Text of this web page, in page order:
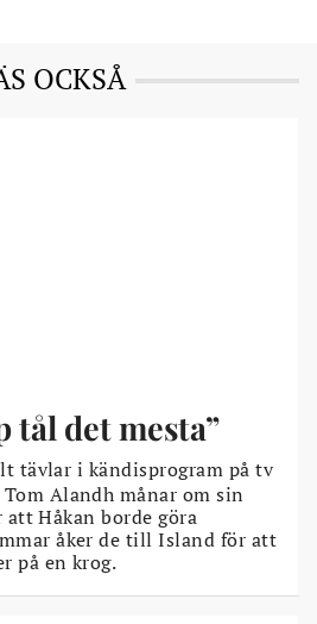
OCKSÅ
tål det mesta”
tävlar i kändisprogram på tv
Alandh månar om sin
Håkan borde göra
åker de till Island för att
på en krog.